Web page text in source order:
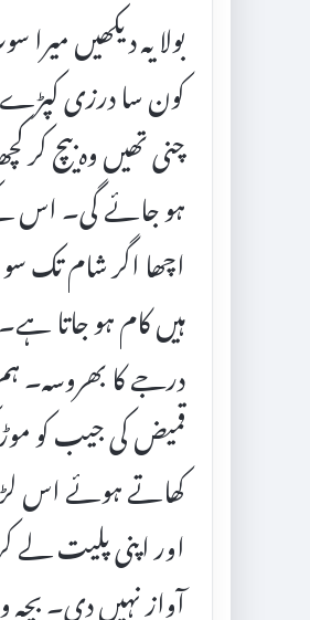
بولا یہ دیکھیں
کون سا درزی کپڑے
چنی تھیں وہ بیچ
ہو جائے گی۔ اس
اچھا اگر شام تک سو
ہیں کام ہو جاتا ہے۔
درجے کا بھروسہ۔
قمیض کی جیب کو
کھاتے ہوئے اس
اور اپنی پلیت لے
آواز نہیں دی۔ بچہ